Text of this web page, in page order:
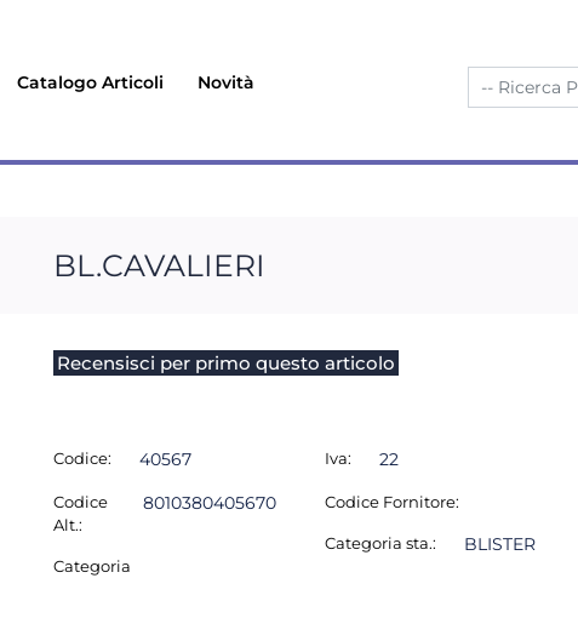
Catalogo Articoli Novità
BL.CAVALIERI
Recensisci per primo questo articolo
Codice: 40567
Codice
Alt.:
8010380405670
Categoria
Iva: 22
Codice Fornitore:
Categoria sta.: BLISTER